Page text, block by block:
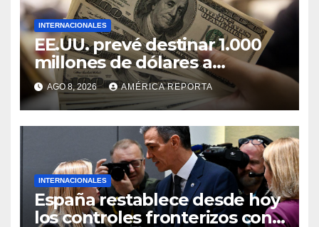
INTERNACIONALES
EE.UU. prevé destinar 1.000
millones de dólares a
Colombia para un paquete de
seguridad
AGO 8, 2026 AMÉRICA REPORTA
INTERNACIONALES
España restablece desde hoy
los controles fronterizos con